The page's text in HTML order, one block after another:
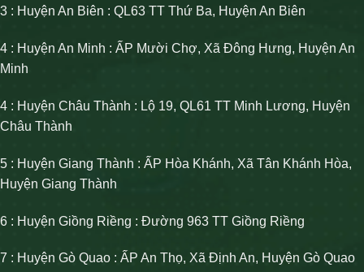
3 : Huyện An Biên : QL63 TT Thứ Ba, Huyện An Biên
4 : Huyện An Minh : ẤP Mười Chợ, Xã Đông Hưng, Huyện An
Minh
4 : Huyện Châu Thành : Lộ 19, QL61 TT Minh Lương, Huyện
Châu Thành
5 : Huyện Giang Thành : ẤP Hòa Khánh, Xã Tân Khánh Hòa,
Huyện Giang Thành
6 : Huyện Giồng Riềng : Đường 963 TT Giồng Riềng
7 : Huyện Gò Quao : ẤP An Thọ, Xã Định An, Huyện Gò Quao